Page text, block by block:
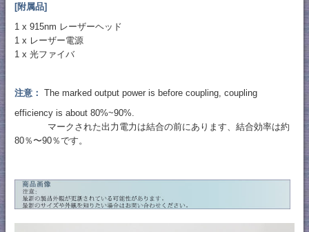
[附属品]
1 x 915nm レーザーヘッド
1 x レーザー電源
1 x 光ファイバ
注意： The marked output power is before coupling, coupling
efficiency is about 80%~90%.
マークされた出力電力は結合の前にあります、結合効率は約
80％〜90％です。